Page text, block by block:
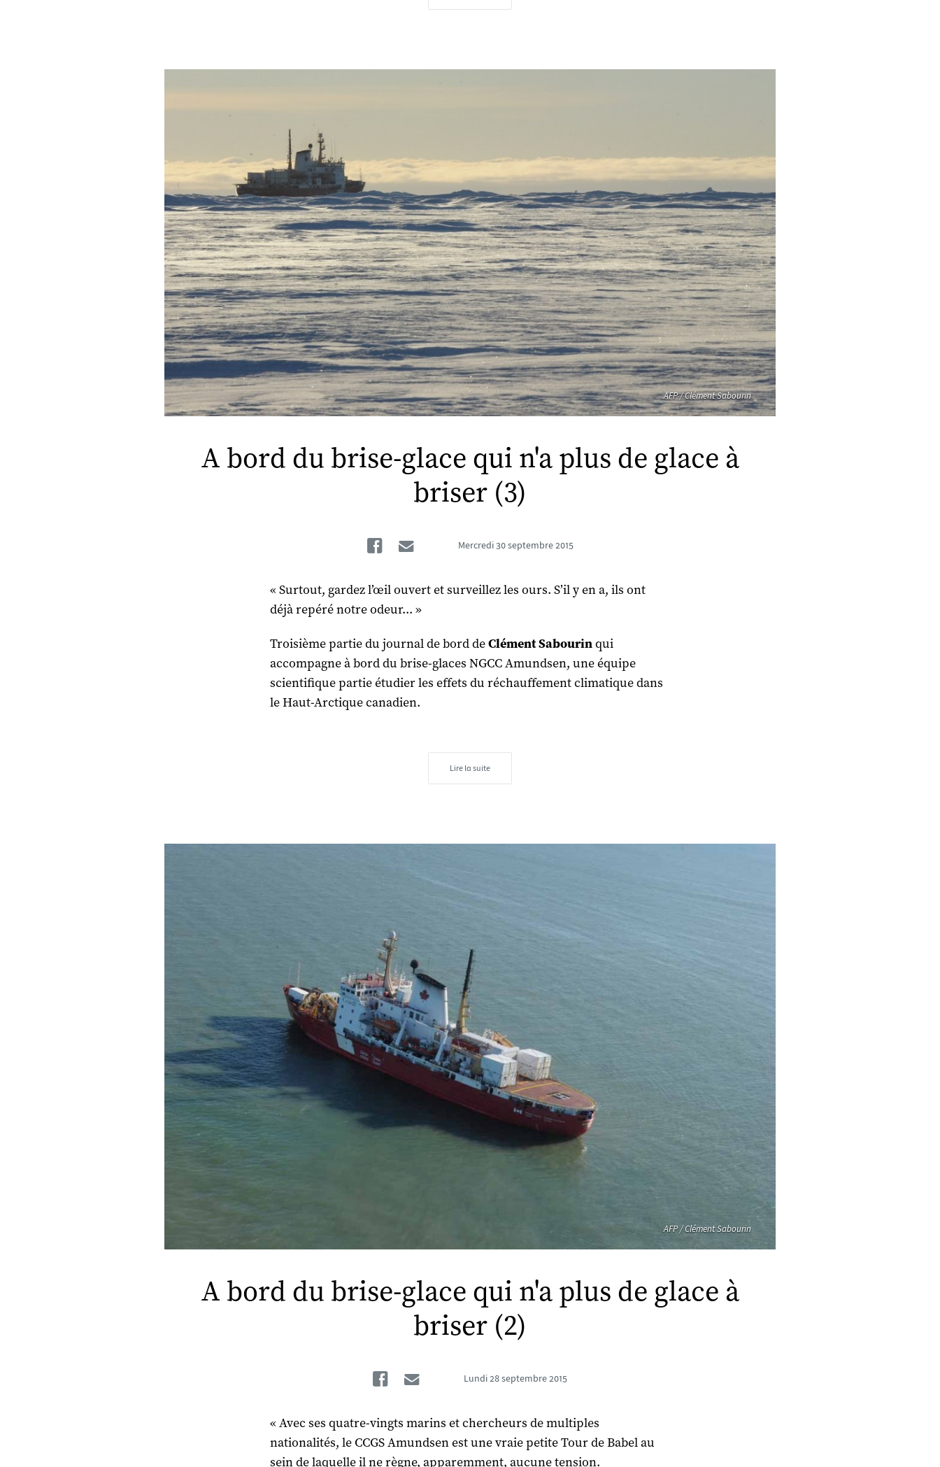
AFP / Clément Sabourin
A bord du brise-glace qui n'a plus de glace à
briser (3)
FacebookMercredi 30 septembre 2015
« Surtout, gardez l’œil ouvert et surveillez les ours. S’il y en a, ils ont
déjà repéré notre odeur... »
Troisième partie du journal de bord deClément Sabourinqui
accompagne à bord du brise-glaces NGCC Amundsen, une équipe
scientifique partie étudier les effets du réchauffement climatique dans
le Haut-Arctique canadien.
Lire la suite
AFP / Clément Sabourin
A bord du brise-glace qui n'a plus de glace à
briser (2)
FacebookLundi28 septembre 2015
« Avec ses quatre-vingts marins et chercheurs de multiples
nationalités, le CCGS Amundsen est une vraie petite Tour de Babel au
sein de laquelle il ne règne, apparemment, aucune tension.